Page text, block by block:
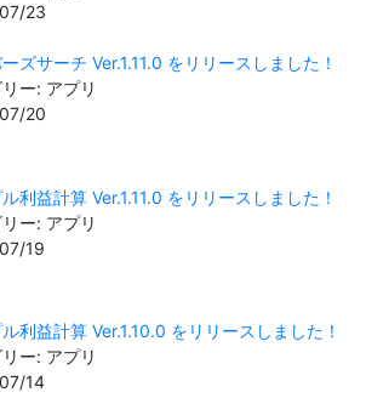
23
ズサーチ Ver.1.11.0 をリリースしました！
ー: アプリ
20
利益計算 Ver.1.11.0 をリリースしました！
ー: アプリ
19
利益計算 Ver.1.10.0 をリリースしました！
ー: アプリ
14